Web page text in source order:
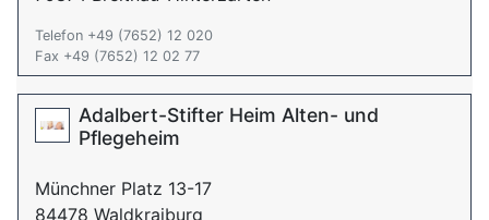
Telefon +49 (7652) 12 020
Fax +49 (7652) 12 02 77
Adalbert-Stifter Heim Alten- und
Pflegeheim
Münchner Platz 13-17
84478 Waldkraiburg